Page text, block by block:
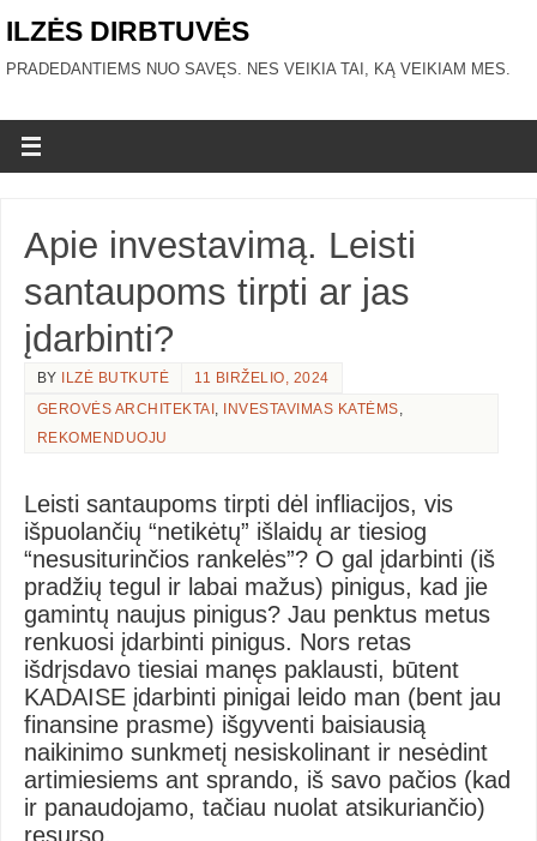
ILZĖS DIRBTUVĖS
PRADEDANTIEMS NUO SAVĘS. NES VEIKIA TAI, KĄ VEIKIAM MES.
Apie investavimą. Leisti
santaupoms tirpti ar jas
įdarbinti?
BY ILZĖ BUTKUTĖ
11 BIRŽELIO, 2024
GEROVĖS ARCHITEKTAI, INVESTAVIMAS KATĖMS,
REKOMENDUOJU
Leisti santaupoms tirpti dėl infliacijos, vis
išpuolančių “netikėtų” išlaidų ar tiesiog
“nesusiturinčios rankelės”? O gal įdarbinti (iš
pradžių tegul ir labai mažus) pinigus, kad jie
gamintų naujus pinigus? Jau penktus metus
renkuosi įdarbinti pinigus. Nors retas
išdrįsdavo tiesiai manęs paklausti, būtent
KADAISE įdarbinti pinigai leido man (bent jau
finansine prasme) išgyventi baisiausią
naikinimo sunkmetį nesiskolinant ir nesėdint
artimiesiems ant sprando, iš savo pačios (kad
ir panaudojamo, tačiau nuolat atsikuriančio)
resurso.